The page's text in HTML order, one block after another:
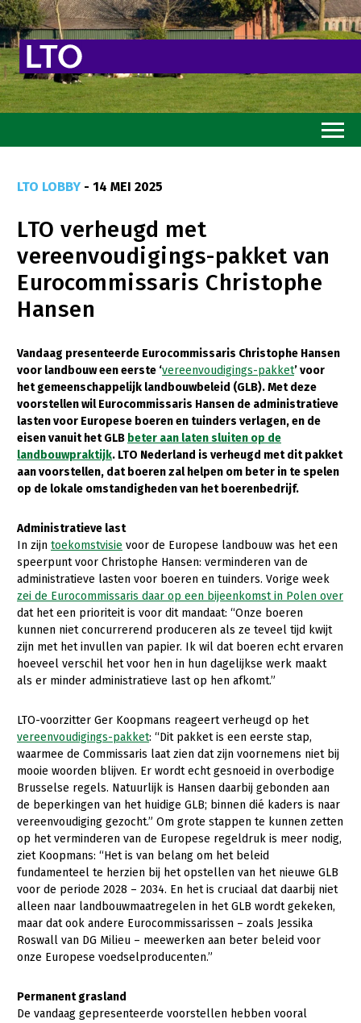
Goed eten
Mooi groen
Sterk ondernemerschap
Thema’s
Gezonde planten
Gezonde dieren
Natuur, klimaat en energie
Bodem en water
Mens, ondernemerschap en onderwijs
Internationaal
Sectoren
Dier
Biologische Landbouw
Geitenhouderij
Kalverhouderij
Konijnenhouderij
Melkveehouderij
Paardenhouderij
Pluimveehouderij
Schapenhouderij
Varkenshouderij
Vleesveehouderij
Biologische Landbouw
LTO LOBBY - 14 MEI 2025
LTO verheugd met
vereenvoudigings-pakket van
Eurocommissaris Christophe
Hansen
Vandaag presenteerde Eurocommissaris Christophe Hansen
voor landbouw een eerste ‘vereenvoudigings-pakket’ voor
het gemeenschappelijk landbouwbeleid (GLB). Met deze
voorstellen wil Eurocommissaris Hansen de administratieve
lasten voor Europese boeren en tuinders verlagen, en de
eisen vanuit het GLB beter aan laten sluiten op de
landbouwpraktijk. LTO Nederland is verheugd met dit pakket
aan voorstellen, dat boeren zal helpen om beter in te spelen
op de lokale omstandigheden van het boerenbedrijf.
Administratieve last
In zijn toekomstvisie voor de Europese landbouw was het een
speerpunt voor Christophe Hansen: verminderen van de
administratieve lasten voor boeren en tuinders. Vorige week
zei de Eurocommissaris daar op een bijeenkomst in Polen over
dat het een prioriteit is voor dit mandaat: “Onze boeren
kunnen niet concurrerend produceren als ze teveel tijd kwijt
zijn met het invullen van papier. Ik wil dat boeren echt ervaren
hoeveel verschil het voor hen in hun dagelijkse werk maakt
als er minder administratieve last op hen afkomt.”
LTO-voorzitter Ger Koopmans reageert verheugd op het
vereenvoudigings-pakket: “Dit pakket is een eerste stap,
waarmee de Commissaris laat zien dat zijn voornemens niet bij
mooie woorden blijven. Er wordt echt gesnoeid in overbodige
Brusselse regels. Natuurlijk is Hansen daarbij gebonden aan
de beperkingen van het huidige GLB; binnen dié kaders is naar
vereenvoudiging gezocht.” Om grote stappen te kunnen zetten
op het verminderen van de Europese regeldruk is meer nodig,
ziet Koopmans: “Het is van belang om het beleid
fundamenteel te herzien bij het opstellen van het nieuwe GLB
voor de periode 2028 – 2034. En het is cruciaal dat daarbij niet
alleen naar landbouwmaatregelen in het GLB wordt gekeken,
maar dat ook andere Eurocommissarissen – zoals Jessika
Roswall van DG Milieu – meewerken aan beter beleid voor
onze Europese voedselproducenten.”
Permanent grasland
De vandaag gepresenteerde voorstellen hebben vooral